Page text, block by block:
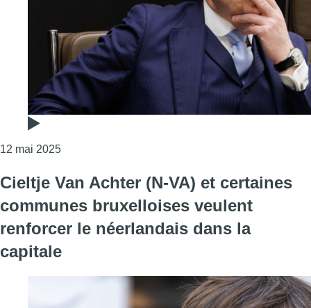
12 mai 2025Consulter l'article "Formation bruxelloise : pour
Cieltje Van Achter (N-VA) et certaines
communes bruxelloises veulent
renforcer le néerlandais dans la
capitale